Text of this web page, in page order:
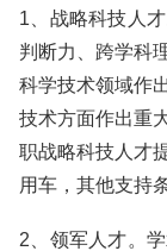
1、战略科技人
判断力、跨学科
科学技术领域作
技术方面作出重
职战略科技人才
用车，其他支持
2、领军人才。